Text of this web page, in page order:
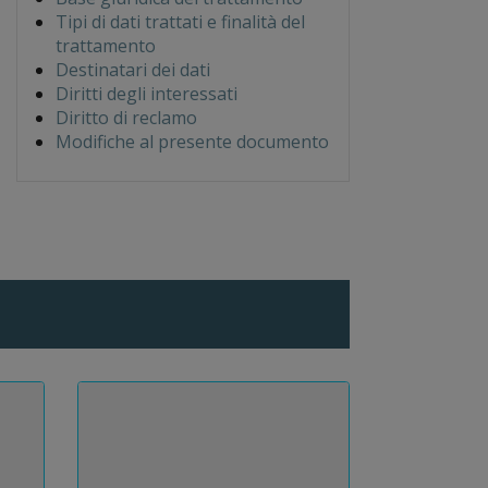
Tipi di dati trattati e finalità del
trattamento
Destinatari dei dati
Diritti degli interessati
Diritto di reclamo
Modifiche al presente documento